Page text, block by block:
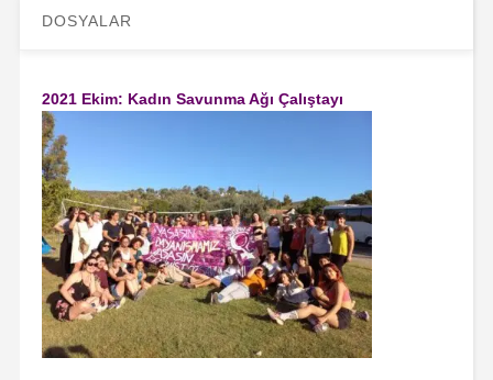
DOSYALAR
2021 Ekim: Kadın Savunma Ağı Çalıştayı